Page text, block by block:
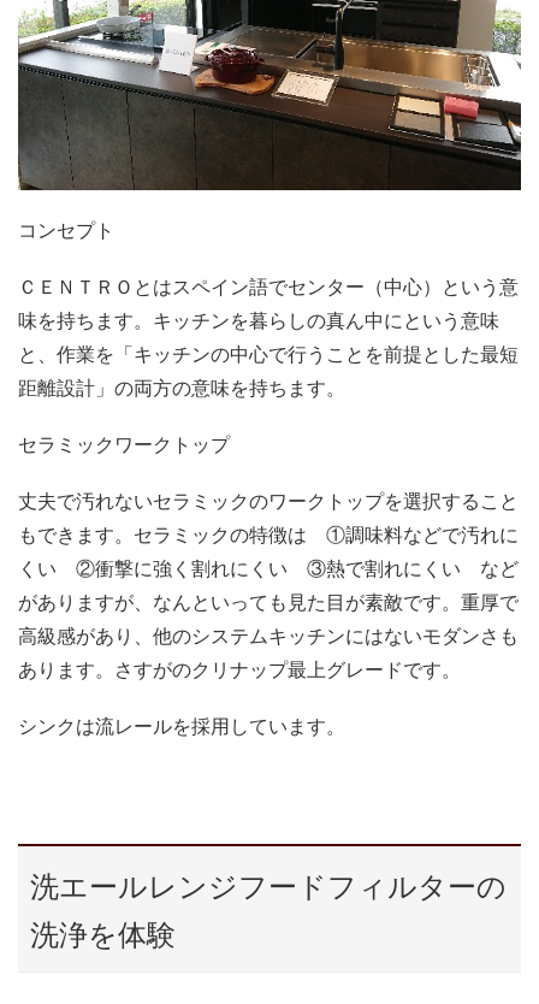
コンセプト
ＣＥＮＴＲＯとはスペイン語でセンター（中心）という意
味を持ちます。キッチンを暮らしの真ん中にという意味
と、作業を「キッチンの中心で行うことを前提とした最短
距離設計」の両方の意味を持ちます。
セラミックワークトップ
丈夫で汚れないセラミックのワークトップを選択すること
もできます。セラミックの特徴は ①調味料などで汚れに
くい ②衝撃に強く割れにくい ③熱で割れにくい など
がありますが、なんといっても見た目が素敵です。重厚で
高級感があり、他のシステムキッチンにはないモダンさも
あります。さすがのクリナップ最上グレードです。
シンクは流レールを採用しています。
洗エールレンジフードフィルターの
洗浄を体験